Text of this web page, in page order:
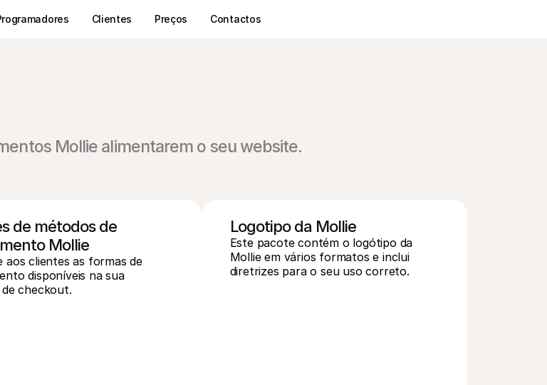
Mollie alimentarem o seu website.
de métodos de
Mollie
aos clientes as formas de
disponíveis na sua
de checkout.
Logotipo da Mollie
Este pacote contém o logótipo da
Mollie em vários formatos e inclui
diretrizes para o seu uso correto.
Clientes Preços Contactos